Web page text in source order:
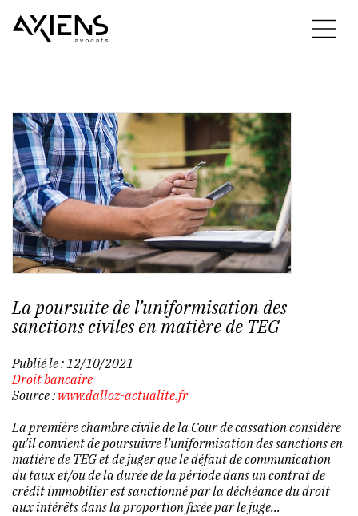
La poursuite de l’uniformisation des
sanctions civiles en matière de TEG
Publié le : 12/10/2021
Droit bancaire
Source : www.dalloz-actualite.fr
La première chambre civile de la Cour de cassation considère
qu’il convient de poursuivre l’uniformisation des sanctions en
matière de TEG et de juger que le défaut de communication
du taux et/ou de la durée de la période dans un contrat de
crédit immobilier est sanctionné par la déchéance du droit
aux intérêts dans la proportion fixée par le juge...